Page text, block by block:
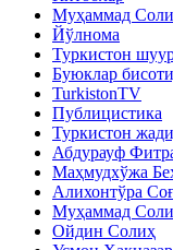
Муҳаммад
Йўлнома
Туркистон
Буюклар
TurkistonTV
Публицистика
Туркистон
Абдурауф
Маҳмудхўжа
Алихонтўра
Муҳаммад
Ойдин Солиҳ